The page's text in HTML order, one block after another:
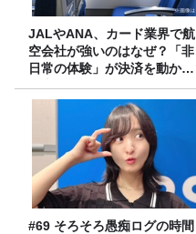
JALやANA、カード業界で航
空会社が強いのはなぜ？「非
日常の体験」が決済を動かす
理由
#69 そろそろ愚痴ログの時間